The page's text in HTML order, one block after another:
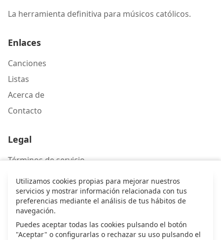
La herramienta definitiva para músicos católicos.
Enlaces
Canciones
Listas
Acerca de
Contacto
Legal
Términos de servicio
Política de privacidad
Contacto
Escríbenos
Utilizamos cookies propias para mejorar nuestros
servicios y mostrar información relacionada con tus
preferencias mediante el análisis de tus hábitos de
navegación.
Puedes aceptar todas las cookies pulsando el botón
"Aceptar" o configurarlas o rechazar su uso pulsando el